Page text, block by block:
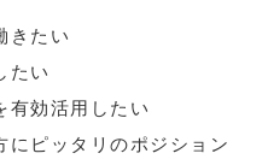
きたい
たい
有効活用したい
にピッタリのポジション